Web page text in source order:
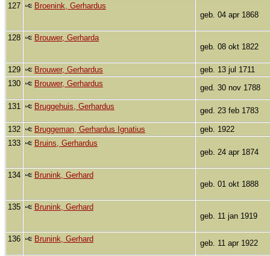
127
Broenink, Gerhardus
geb. 04 apr 1868
128
Brouwer, Gerharda
geb. 08 okt 1822
129 Brouwer, Gerhardus
geb. 13 jul 1711
130
Brouwer, Gerhardus ged. 30 nov 1788
131 Bruggehuis, Gerhardus ged. 23 feb 1783
132 Bruggeman, Gerhardus Ignatius
geb. 1922
133
Bruins, Gerhardus
geb. 24 apr 1874
134
Brunink, Gerhard
geb. 01 okt 1888
135
Brunink, Gerhard
geb. 11 jan 1919
136 Brunink, Gerhard geb. 11 apr 1922